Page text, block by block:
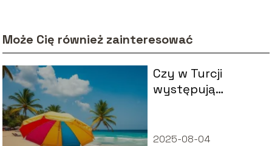
Może Cię również zainteresować
Czy w Turcji
występują
wiedzieć przed
2025-08-04